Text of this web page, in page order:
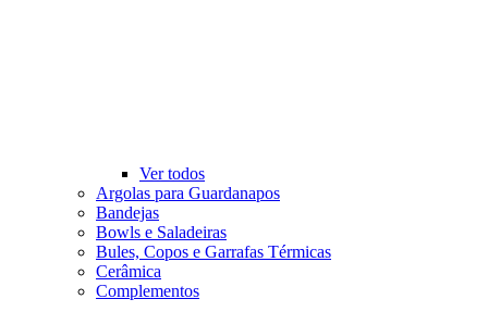
Ver todos
Argolas para Guardanapos
Bandejas
Bowls e Saladeiras
Bules, Copos e Garrafas Térmicas
Cerâmica
Complementos